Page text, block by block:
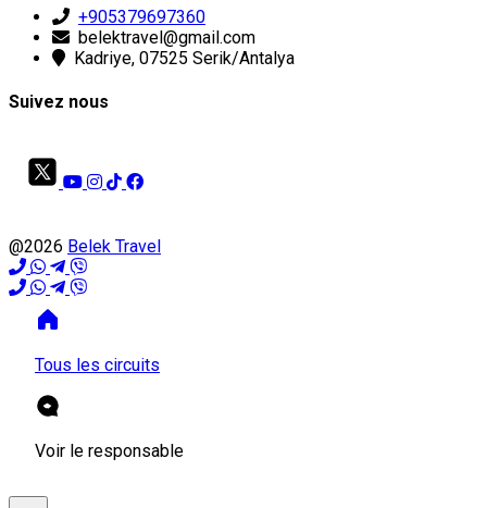
+905379697360
belektravel@gmail.com
Kadriye, 07525 Serik/Antalya
Suivez nous
@2026 Belek Travel
Tous les circuits
Voir le responsable